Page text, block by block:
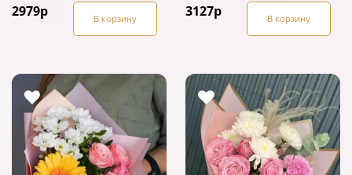
2979р В корзину 3127р В корзину